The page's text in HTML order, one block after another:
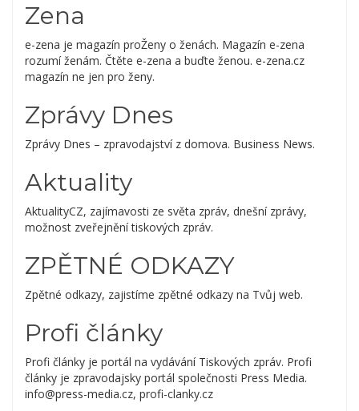
Zena
e-zena je magazín proŽeny o ženách. Magazín e-zena
rozumí ženám. Čtěte e-zena a buďte ženou. e-zena.cz
magazín ne jen pro ženy.
Zprávy Dnes
Zprávy Dnes – zpravodajství z domova. Business News.
Aktuality
AktualityCZ, zajímavosti ze světa zpráv, dnešní zprávy,
možnost zveřejnění tiskových zpráv.
ZPĚTNÉ ODKAZY
Zpětné odkazy, zajistíme zpětné odkazy na Tvůj web.
Profi články
Profi články je portál na vydávání Tiskových zpráv. Profi
články je zpravodajsky portál společnosti Press Media.
info@press-media.cz, profi-clanky.cz